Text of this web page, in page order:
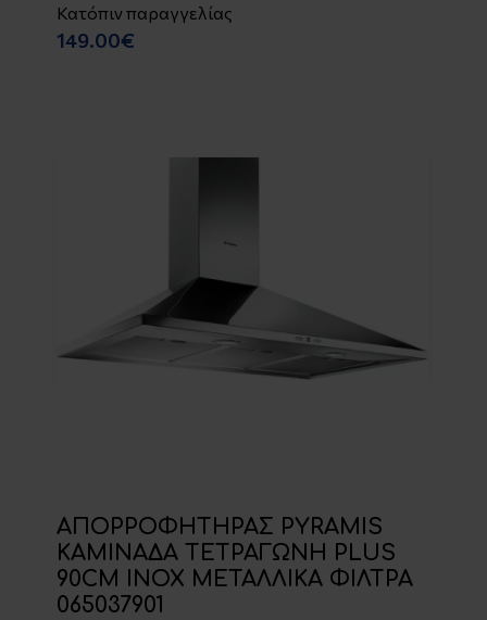
Κατόπιν παραγγελίας
149.00€
ΑΠΟΡΡΟΦΗΤΗΡΑΣ PYRAMIS
ΚΑΜΙΝΑΔΑ ΤΕΤΡΑΓΩΝΗ PLUS
90CM INOX ΜΕΤΑΛΛΙΚΑ ΦΙΛΤΡΑ
065037901